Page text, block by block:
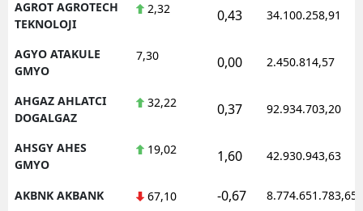
AGROT AGROTECH
TEKNOLOJI
2,32 0,43 34.100.258,91
AGYO ATAKULE
GMYO
7,30 0,00 2.450.814,57
AHGAZ AHLATCI
DOGALGAZ
32,22 0,37 92.934.703,20
AHSGY AHES
GMYO
19,02 1,60 42.930.943,63
AKBNK AKBANK 67,10 -0,67 8.774.651.783,65